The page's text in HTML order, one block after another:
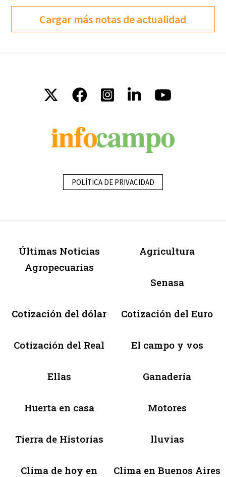
Cargar más notas de actualidad
POLÍTICA DE PRIVACIDAD
Últimas Noticias
Agropecuarias
Agricultura
Senasa
Cotización del dólar Cotización del Euro
Cotización del Real El campo y vos
Ellas Ganadería
Huerta en casa Motores
Tierra de Historias lluvias
Clima de hoy en
Clima en Buenos Aires